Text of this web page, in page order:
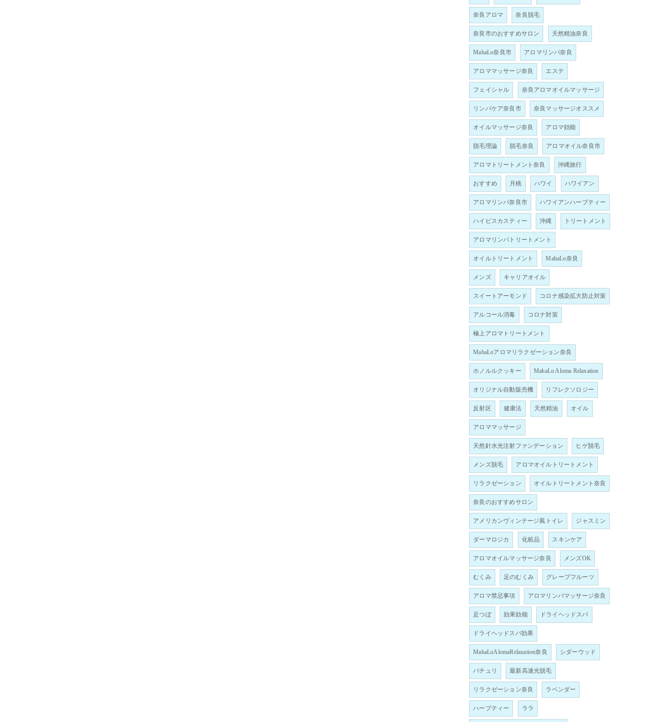
奈良アロマ 奈良脱毛
奈良市のおすすめサロン 天然精油奈良
MahaLo奈良市 アロマリンパ奈良
アロママッサージ奈良 エステ
フェイシャル 奈良アロマオイルマッサージ
リンパケア奈良市 奈良マッサージオススメ
オイルマッサージ奈良 アロマ効能
脱毛理論 脱毛奈良 アロマオイル奈良市
アロマトリートメント奈良 沖縄旅行
おすすめ 月桃 ハワイ ハワイアン
アロマリンパ奈良市 ハワイアンハーブティー
ハイビスカスティー 沖縄 トリートメント
アロマリンパトリートメント
オイルトリートメント MahaLo奈良
メンズ キャリアオイル
スイートアーモンド コロナ感染拡大防止対策
アルコール消毒 コロナ対策
極上アロマトリートメント
MahaLoアロマリラクゼーション奈良
ホノルルクッキー MahaLo Aloma Relaxation
オリジナル自動販売機 リフレクソロジー
反射区 健康法 天然精油 オイル
アロママッサージ
天然針水光注射ファンデーション ヒゲ脱毛
メンズ脱毛 アロマオイルトリートメント
リラクゼーション オイルトリートメント奈良
奈良のおすすめサロン
アメリカンヴィンテージ風トイレ ジャスミン
ダーマロジカ 化粧品 スキンケア
アロマオイルマッサージ奈良 メンズOK
むくみ 足のむくみ グレープフルーツ
アロマ禁忌事項 アロマリンパマッサージ奈良
足つぼ 効果効能 ドライヘッドスパ
ドライヘッドスパ効果
MahaLoAlomaRelaxation奈良 シダーウッド
パチュリ 最新高速光脱毛
リラクゼーション奈良 ラベンダー
ハーブティー ララ